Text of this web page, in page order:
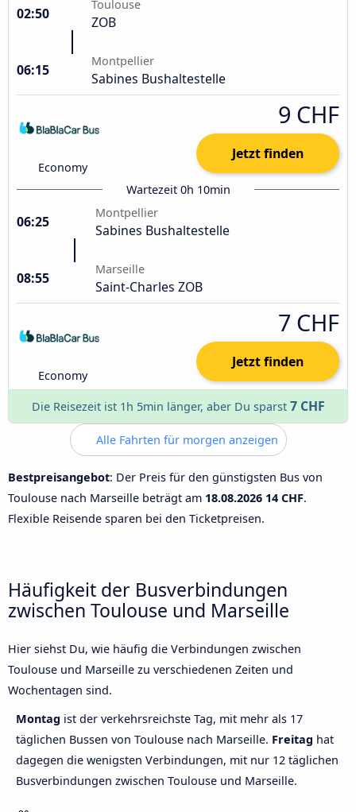
02:50
Toulouse
ZOB
06:15
Montpellier
Sabines Bushaltestelle
Economy
9 CHF
Jetzt finden
Wartezeit 0h 10min
06:25
Montpellier
Sabines Bushaltestelle
08:55
Marseille
Saint-Charles ZOB
Economy
7 CHF
Jetzt finden
Die Reisezeit ist 1h 5min länger, aber Du sparst 7 CHF
Alle Fahrten für morgen anzeigen
Bestpreisangebot: Der Preis für den günstigsten Bus von
Toulouse nach Marseille beträgt am 18.08.2026 14 CHF.
Flexible Reisende sparen bei den Ticketpreisen.
Häufigkeit der Busverbindungen
zwischen Toulouse und Marseille
Hier siehst Du, wie häufig die Verbindungen zwischen
Toulouse und Marseille zu verschiedenen Zeiten und
Wochentagen sind.
Montag ist der verkehrsreichste Tag, mit mehr als 17
täglichen Bussen von Toulouse nach Marseille. Freitag hat
dagegen die wenigsten Verbindungen, mit nur 12 täglichen
Busverbindungen zwischen Toulouse und Marseille.